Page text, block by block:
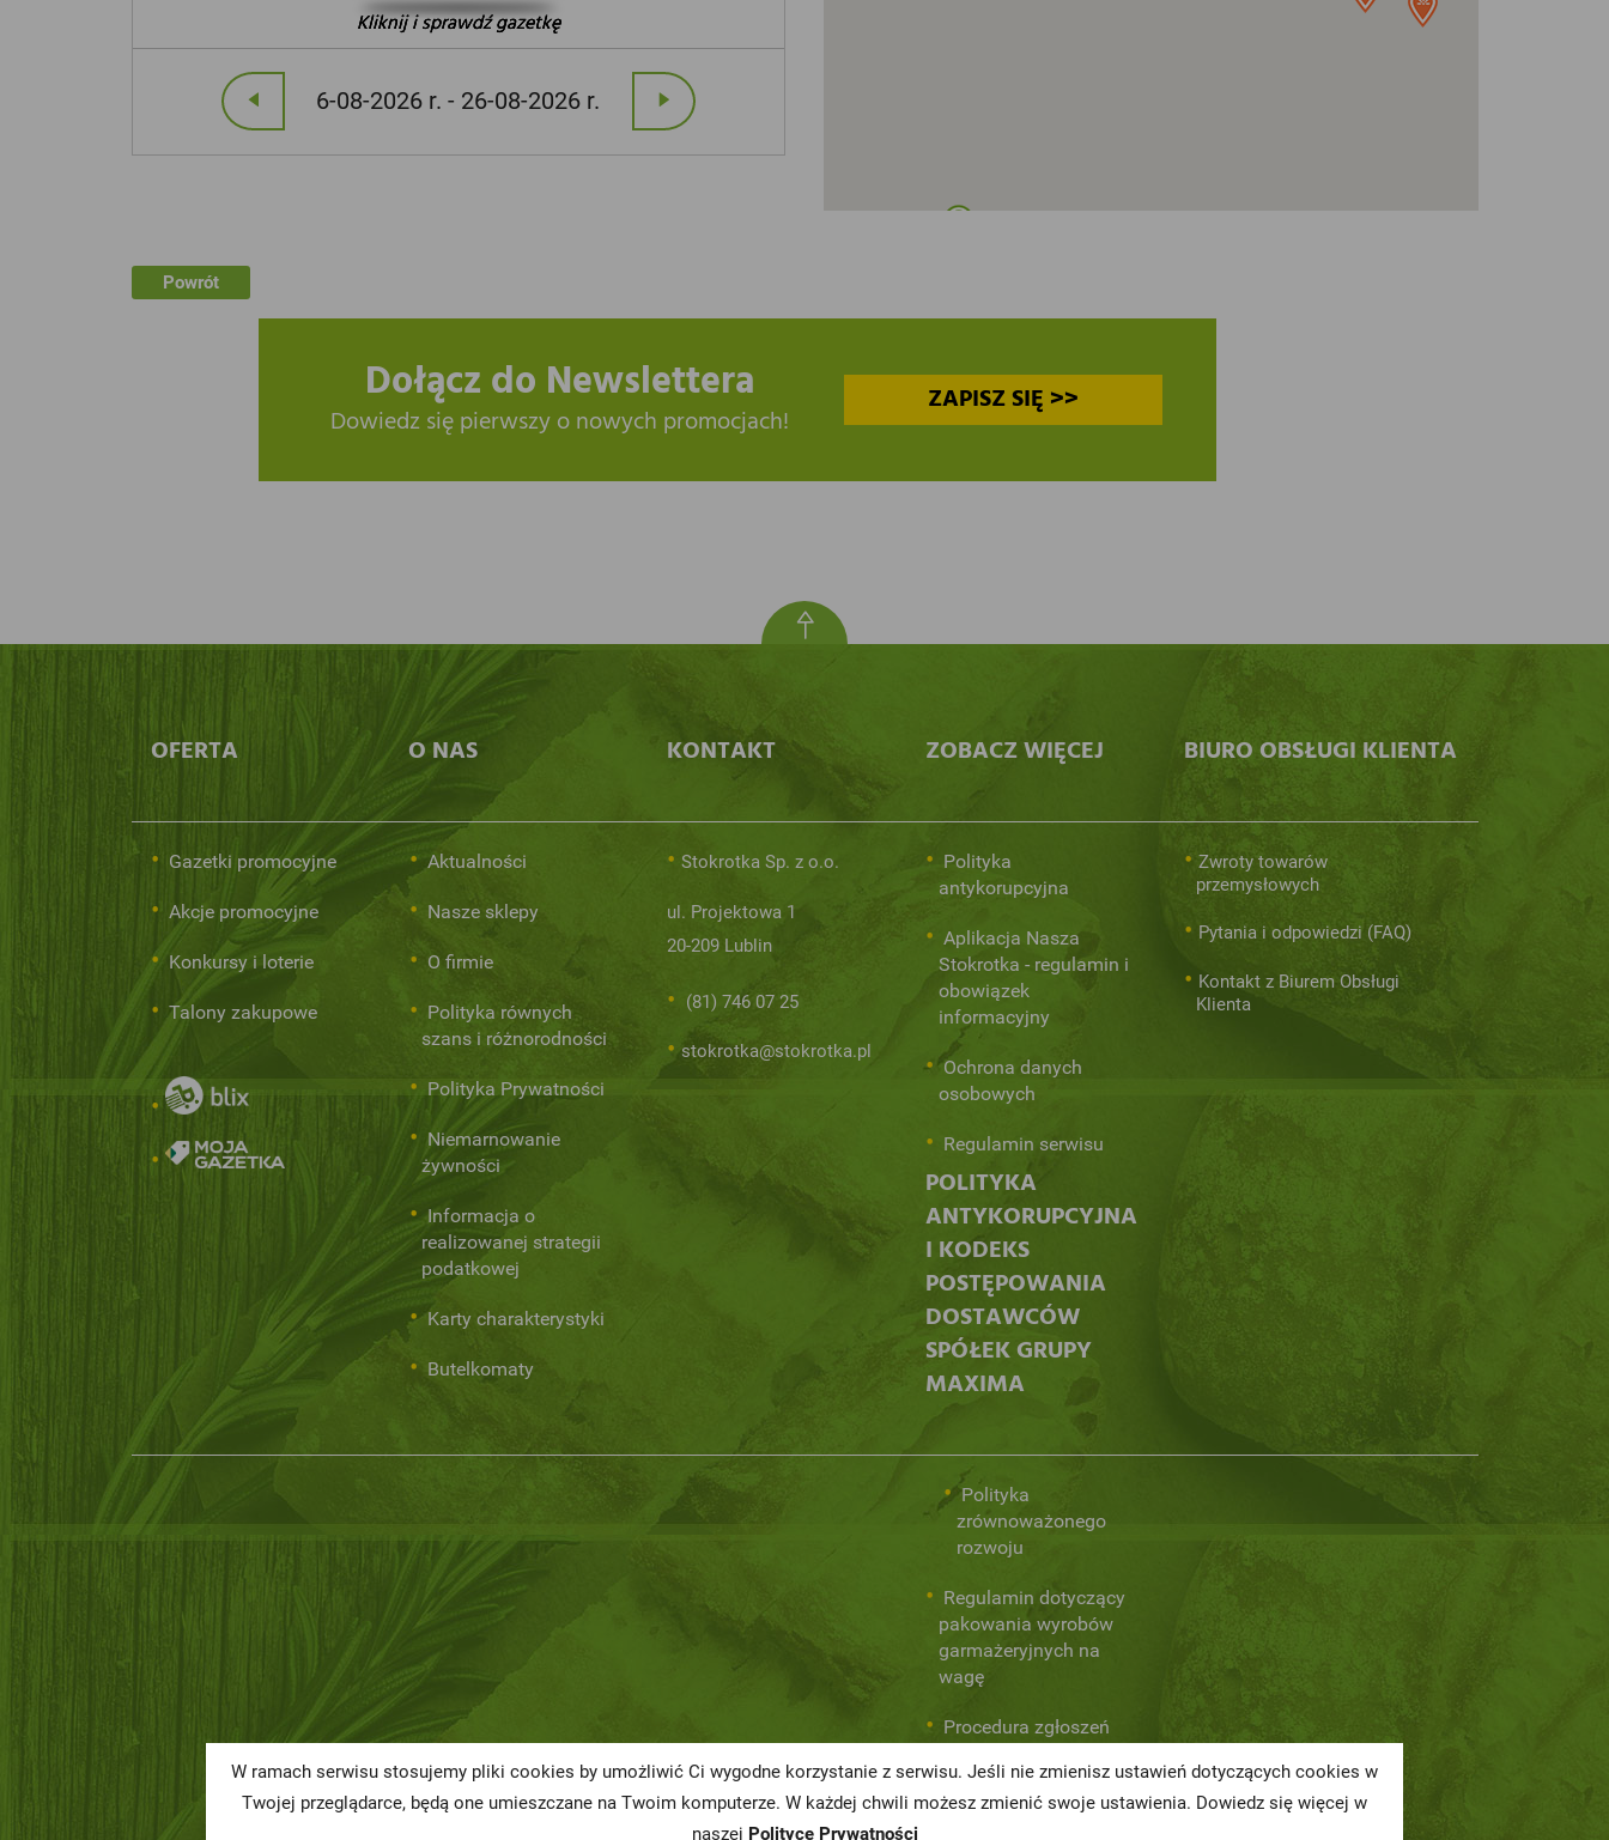
Kliknij i sprawdź gazetkę
6-08-2026 r. - 26-08-2026 r.
Kliknij i sprawdź gazetkę
Kliknij i sprawdź gazetkę
Powrót
Dołącz do Newslettera
Dowiedz się pierwszy o nowych promocjach!
ZAPISZ SIĘ >>
OFERTA
Gazetki promocyjne
Akcje promocyjne
Konkursy i loterie
Talony zakupowe
O NAS
Aktualności
Nasze sklepy
O firmie
Polityka równych
szans i różnorodności
Polityka Prywatności
Niemarnowanie
żywności
Informacja o
realizowanej strategii
podatkowej
Karty charakterystyki
Butelkomaty
KONTAKT
Stokrotka Sp. z o.o.
ul. Projektowa 1
20-209 Lublin
(81) 746 07 25
stokrotka@stokrotka.pl
ZOBACZ WIĘCEJ
Polityka
antykorupcyjna
Aplikacja Nasza
Stokrotka - regulamin i
obowiązek
informacyjny
Ochrona danych
osobowych
Regulamin serwisu
POLITYKA
ANTYKORUPCYJNA
I KODEKS
POSTĘPOWANIA
DOSTAWCÓW
SPÓŁEK GRUPY
MAXIMA
Polityka
zrównoważonego
rozwoju
Regulamin dotyczący
pakowania wyrobów
garmażeryjnych na
wagę
Procedura zgłoszeń
naruszeń prawa
BIURO OBSŁUGI KLIENTA
Zwroty towarów
przemysłowych
Pytania i odpowiedzi (FAQ)
Kontakt z Biurem Obsługi
Klienta
W ramach serwisu stosujemy pliki cookies by umożliwić Ci wygodne korzystanie z serwisu. Jeśli nie zmienisz ustawień dotyczących cookies w
Twojej przeglądarce, będą one umieszczane na Twoim komputerze. W każdej chwili możesz zmienić swoje ustawienia. Dowiedz się więcej w
naszej Polityce Prywatności